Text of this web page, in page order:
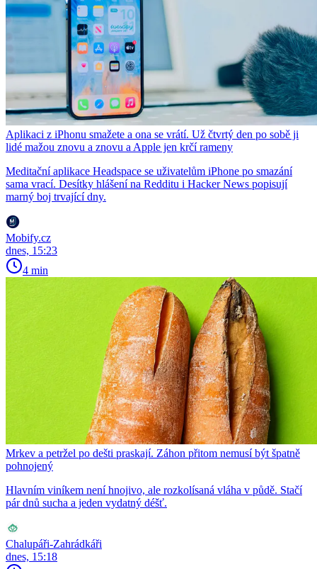
Aplikaci z iPhonu smažete a ona se vrátí. Už čtvrtý den po sobě ji
lidé mažou znovu a znovu a Apple jen krčí rameny
Meditační aplikace Headspace se uživatelům iPhone po smazání
sama vrací. Desítky hlášení na Redditu i Hacker News popisují
marný boj trvající dny.
Mobify.cz
dnes, 15:23
4 min
Mrkev a petržel po dešti praskají. Záhon přitom nemusí být špatně
pohnojený
Hlavním viníkem není hnojivo, ale rozkolísaná vláha v půdě. Stačí
pár dnů sucha a jeden vydatný déšť.
Chalupáři-Zahrádkáři
dnes, 15:18